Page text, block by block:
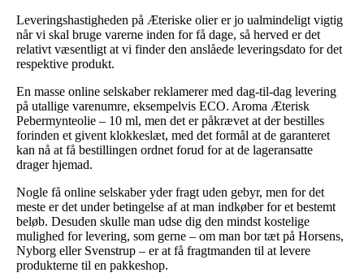
Leveringshastigheden på Æteriske olier er jo ualmindeligt vigtig
når vi skal bruge varerne inden for få dage, så herved er det
relativt væsentligt at vi finder den anslåede leveringsdato for det
respektive produkt.
En masse online selskaber reklamerer med dag-til-dag levering
på utallige varenumre, eksempelvis ECO. Aroma Æterisk
Pebermynteolie – 10 ml, men det er påkrævet at der bestilles
forinden et givent klokkeslæt, med det formål at de garanteret
kan nå at få bestillingen ordnet forud for at de lageransatte
drager hjemad.
Nogle få online selskaber yder fragt uden gebyr, men for det
meste er det under betingelse af at man indkøber for et bestemt
beløb. Desuden skulle man udse dig den mindst kostelige
mulighed for levering, som gerne – om man bor tæt på Horsens,
Nyborg eller Svenstrup – er at få fragtmanden til at levere
produkterne til en pakkeshop.